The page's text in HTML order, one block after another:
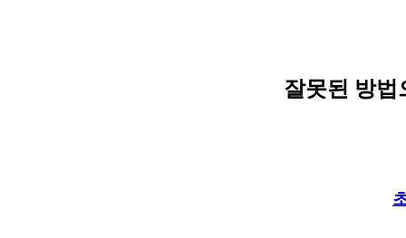
잘못된 방법